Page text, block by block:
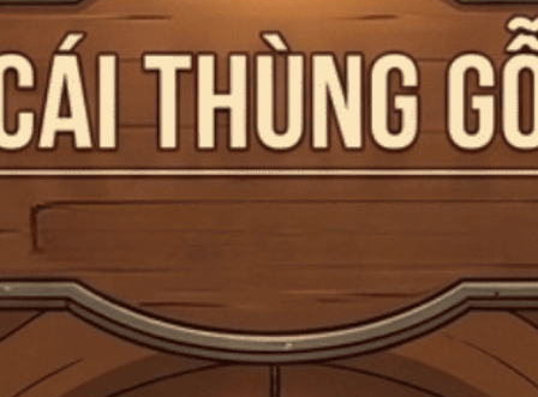
Email: tech.ctggroup@gmail.com
LIÊN HỆ VỚI CHÚNG TÔI